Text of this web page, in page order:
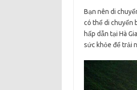
Bạn nên di
có thể di chuyển
hấp dẫn tại Hà
sức khỏe để trải